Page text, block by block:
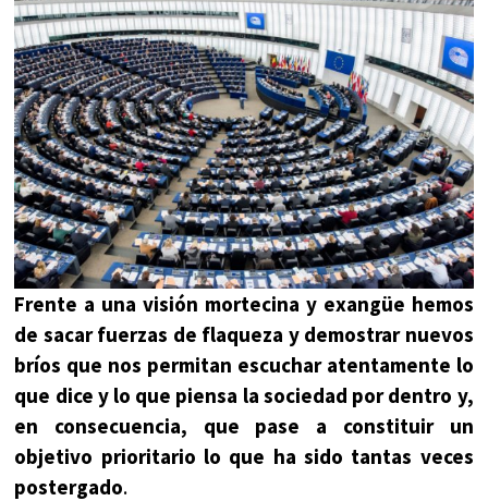
Frente a una visión mortecina y exangüe hemos
de sacar fuerzas de flaqueza y demostrar nuevos
bríos que nos permitan escuchar atentamente lo
que dice y lo que piensa la sociedad por dentro y,
en consecuencia, que pase a constituir un
objetivo prioritario lo que ha sido tantas veces
postergado.